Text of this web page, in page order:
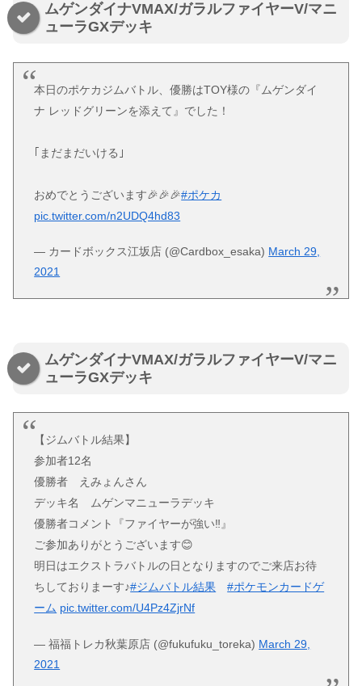
ムゲンダイナVMAX/ガラルファイヤーV/マニ
ューラGXデッキ
本日のポケカジムバトル、優勝はTOY様の『ムゲンダイ
ナ レッドグリーンを添えて』でした！
｢まだまだいける｣
おめでとうございます🎉🎉🎉#ポケカ
pic.twitter.com/n2UDQ4hd83
— カードボックス江坂店 (@Cardbox_esaka) March 29,
2021
ムゲンダイナVMAX/ガラルファイヤーV/マニ
ューラGXデッキ
【ジムバトル結果】
参加者12名
優勝者 えみょんさん
デッキ名 ムゲンマニューラデッキ
優勝者コメント『ファイヤーが強い‼️』
ご参加ありがとうございます😊
明日はエクストラバトルの日となりますのでご来店お待
ちしておりまーす♪#ジムバトル結果
#ポケモンカードゲ
ーム pic.twitter.com/U4Pz4ZjrNf
— 福福トレカ秋葉原店 (@fukufuku_toreka) March 29,
2021